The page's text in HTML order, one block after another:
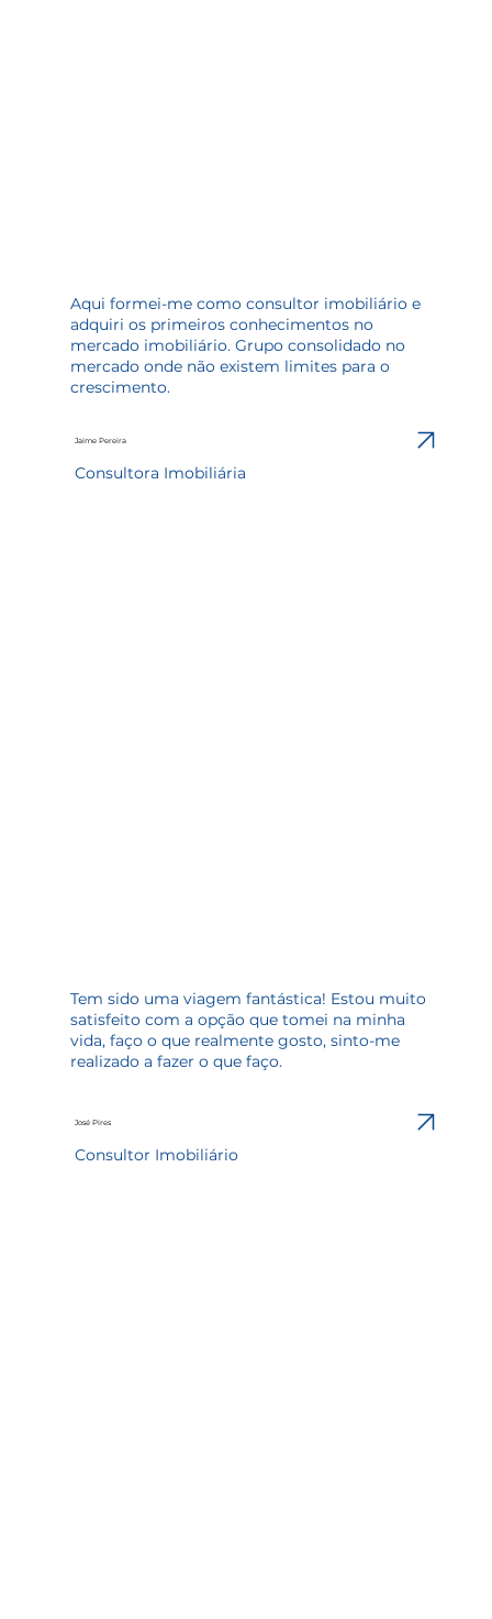
Aqui formei-me como consultor imobiliário e
adquiri os primeiros conhecimentos no
mercado imobiliário. Grupo consolidado no
mercado onde não existem limites para o
crescimento.
Jaime Pereira
Consultora Imobiliária
Tem sido uma viagem fantástica! Estou muito
satisfeito com a opção que tomei na minha
vida, faço o que realmente gosto, sinto-me
realizado a fazer o que faço.
José Pires
Consultor Imobiliário